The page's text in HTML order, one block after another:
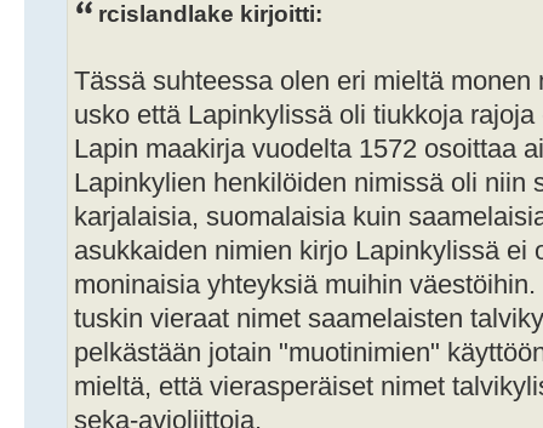
rcislandlake kirjoitti:
Tässä suhteessa olen eri mieltä
usko että Lapinkylissä oli tiukkoja
Lapin maakirja vuodelta 1572 osoittaa
Lapinkylien henkilöiden nimissä oli niin
karjalaisia, suomalaisia kuin
asukkaiden nimien kirjo Lapinkylissä ei
moninaisia yhteyksiä muihin
tuskin vieraat nimet saamelaisten
pelkästään jotain "muotinimien"
mieltä, että vierasperäiset nimet
seka-avioliittoja.